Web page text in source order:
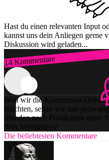
Hast du einen relevanten Input
kannst uns dein Anliegen gerne
Diskussion wird geladen...
14 Kommentare
Zum Login
Weil wir die Kommentar-
möchten, sehen wir uns
Stunden nach Publikation einer
dein Verständnis!
Die beliebtesten Kommentare